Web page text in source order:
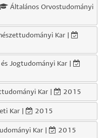
Általános Orvostudományi
Kar |
Jogtudományi Kar |
Kar | 2015
Kar | 2015
Kar | 2015